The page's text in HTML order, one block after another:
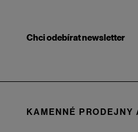
Chci odebírat newsletter
KAMENNÉ PRODEJNY